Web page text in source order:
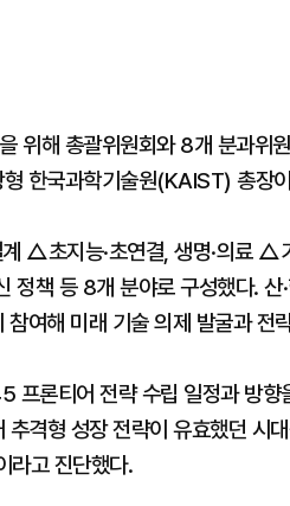
위해 총괄위원회와 8개 분과위
한국과학기술원(KAIST) 총장
△초지능·초연결, 생명·의료 △
책 등 8개 분야로 구성했다. 산
여해 미래 기술 의제 발굴과 전
프론티어 전략 수립 일정과 방향
격형 성장 전략이 유효했던 시
라고 진단했다.